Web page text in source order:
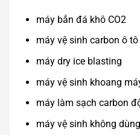
máy bắn đá khô CO2
máy vệ sinh carbon ô tô
máy dry ice blasting
máy vệ sinh khoang
máy làm sạch carbon
máy vệ sinh không